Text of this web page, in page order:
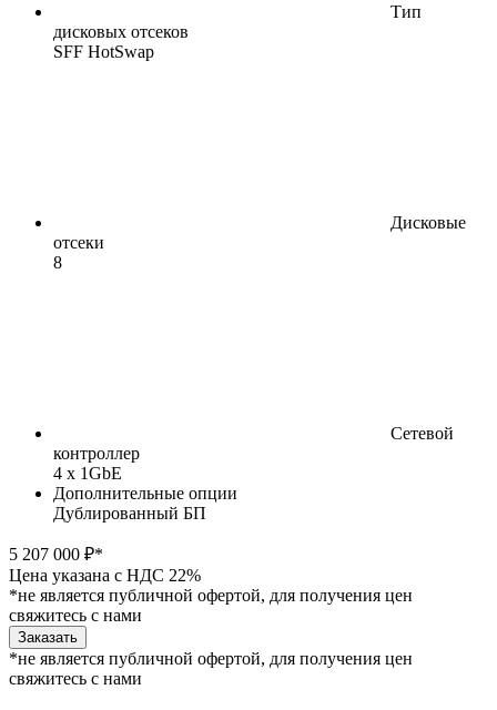
Тип
дисковых отсеков
SFF HotSwap
Дисковые
отсеки
8
Сетевой
контроллер
4 x 1GbE
Дополнительные опции
Дублированный БП
5 207 000 ₽*
Цена указана с НДС 22%
*не является публичной офертой, для получения цен
свяжитесь с нами
Заказать
*не является публичной офертой, для получения цен
свяжитесь с нами